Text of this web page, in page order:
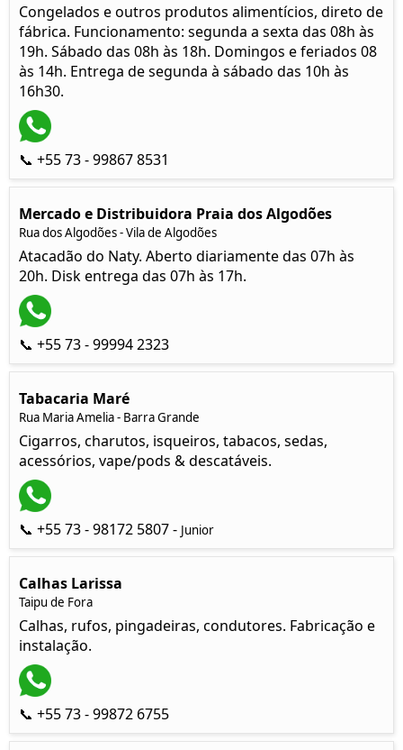
Congelados e outros produtos alimentícios, direto de
fábrica. Funcionamento: segunda a sexta das 08h às
19h. Sábado das 08h às 18h. Domingos e feriados 08
às 14h. Entrega de segunda à sábado das 10h às
16h30.
📞 +55 73 - 99867 8531
Mercado e Distribuidora Praia dos Algodões
Rua dos Algodões - Vila de Algodões
Atacadão do Naty. Aberto diariamente das 07h às
20h. Disk entrega das 07h às 17h.
📞 +55 73 - 99994 2323
Tabacaria Maré
Rua Maria Amelia - Barra Grande
Cigarros, charutos, isqueiros, tabacos, sedas,
acessórios, vape/pods & descatáveis.
📞 +55 73 - 98172 5807 - Junior
Calhas Larissa
Taipu de Fora
Calhas, rufos, pingadeiras, condutores. Fabricação e
instalação.
📞 +55 73 - 99872 6755